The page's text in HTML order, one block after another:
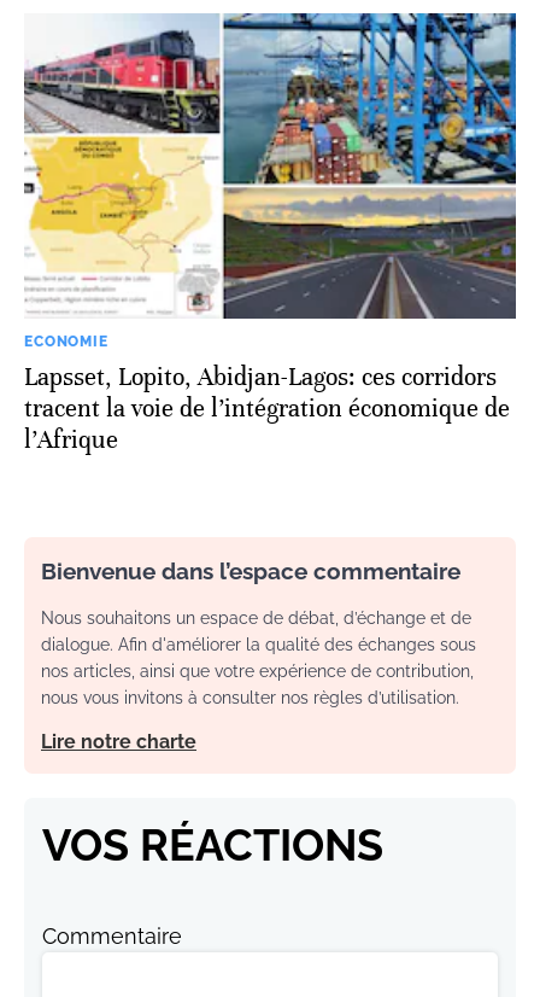
ECONOMIE
Lapsset, Lopito, Abidjan-Lagos: ces corridors
tracent la voie de l’intégration économique de
l’Afrique
Bienvenue dans l’espace commentaire
Nous souhaitons un espace de débat, d’échange et de
dialogue. Afin d'améliorer la qualité des échanges sous
nos articles, ainsi que votre expérience de contribution,
nous vous invitons à consulter nos règles d’utilisation.
Lire notre charte
VOS RÉACTIONS
Commentaire